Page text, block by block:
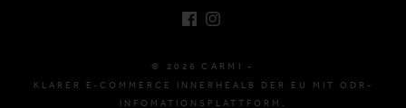
© 2026 CARMI -
KLARER E-COMMERCE INNERHEALB DER EU MIT ODR-
INFOMATIONSPLATTFORM.